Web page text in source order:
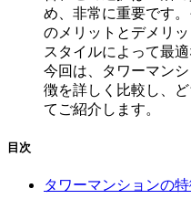
め、非常に重要です
のメリットとデメリ
スタイルによって最
今回は、タワーマン
徴を詳しく比較し、
てご紹介します。
目次
タワーマンションの